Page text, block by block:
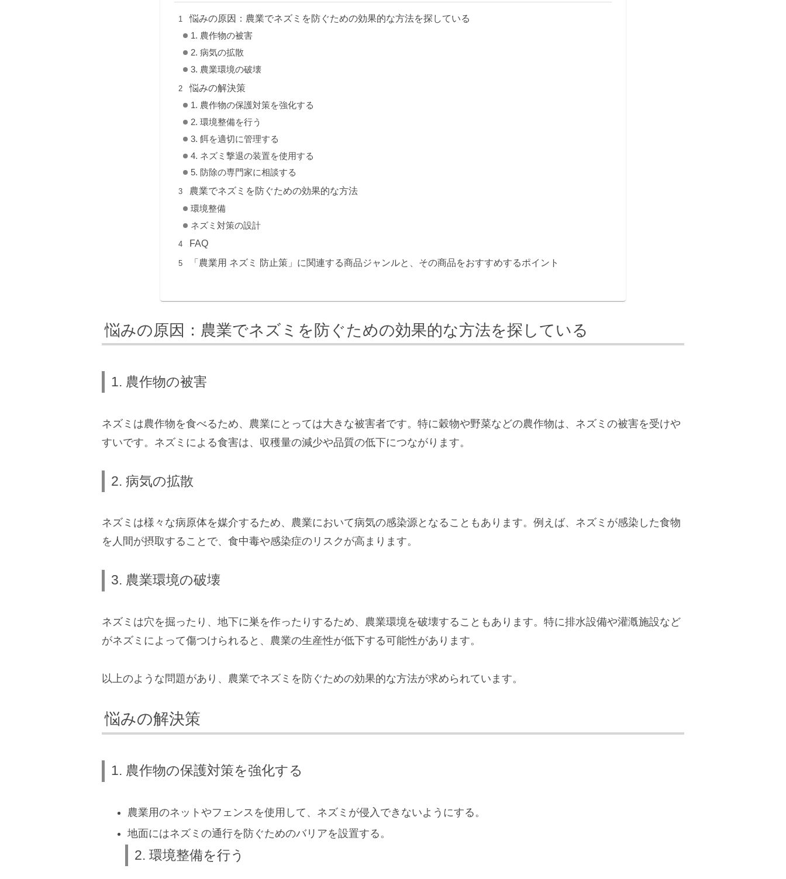
悩みの原因：農業でネズミを防ぐための効果的な方法を探している
1. 農作物の被害
2. 病気の拡散
3. 農業環境の破壊
悩みの解決策
1. 農作物の保護対策を強化する
2. 環境整備を行う
3. 餌を適切に管理する
4. ネズミ撃退の装置を使用する
5. 防除の専門家に相談する
農業でネズミを防ぐための効果的な方法
環境整備
ネズミ対策の設計
FAQ
「農業用 ネズミ 防止策」に関連する商品ジャンルと、その商品をおすすめするポイント
悩みの原因：農業でネズミを防ぐための効果的な方法を探している
1. 農作物の被害
ネズミは農作物を食べるため、農業にとっては大きな被害者です。特に穀物や野菜などの農作物は、ネズミの被害を受けや
すいです。ネズミによる食害は、収穫量の減少や品質の低下につながります。
2. 病気の拡散
ネズミは様々な病原体を媒介するため、農業において病気の感染源となることもあります。例えば、ネズミが感染した食物
を人間が摂取することで、食中毒や感染症のリスクが高まります。
3. 農業環境の破壊
ネズミは穴を掘ったり、地下に巣を作ったりするため、農業環境を破壊することもあります。特に排水設備や灌漑施設など
がネズミによって傷つけられると、農業の生産性が低下する可能性があります。
以上のような問題があり、農業でネズミを防ぐための効果的な方法が求められています。
悩みの解決策
1. 農作物の保護対策を強化する
農業用のネットやフェンスを使用して、ネズミが侵入できないようにする。
地面にはネズミの通行を防ぐためのバリアを設置する。
2. 環境整備を行う